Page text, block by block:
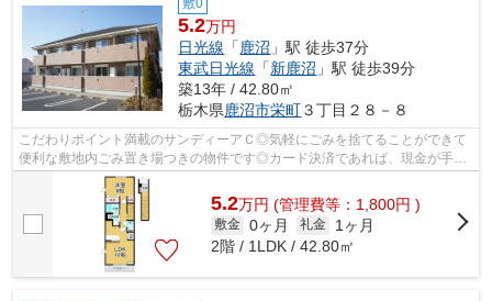
敷0
5.2万円
日光線 「鹿沼 」駅 徒歩37分
東武日光線 「新鹿沼 」駅 徒歩39分
築13年 / 42.80㎡
栃木県鹿沼市栄町３丁目２８－８
こだわりポイント満載のサンディーアＣ◎気軽にごみを捨てることができて
便利な敷地内ごみ置き場つきの物件です◎カード決済であれば、現金が手元
になくてもお支払いできます◎こちらの物...
5.2万円 (管理費等：1,800円 )
敷金 0ヶ月 礼金
1ヶ月
2階 / 1LDK / 42.80㎡